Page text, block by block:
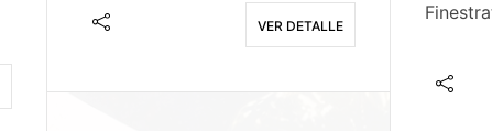
VER DETALLE